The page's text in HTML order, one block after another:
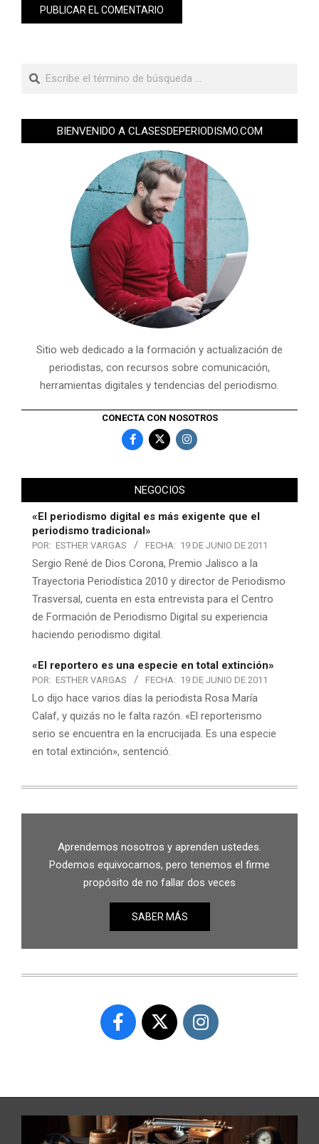
BIENVENIDO A CLASESDEPERIODISMO.COM
Sitio web dedicado a la formación y actualización de
periodistas, con recursos sobre comunicación,
herramientas digitales y tendencias del periodismo.
CONECTA CON NOSOTROS
NEGOCIOS
«El periodismo digital es más exigente que el
periodismo tradicional»
POR: ESTHER VARGAS FECHA: 19 DE JUNIO DE 2011
Sergio René de Dios Corona, Premio Jalisco a la
Trayectoria Periodística 2010 y director de Periodismo
Trasversal, cuenta en esta entrevista para el Centro
de Formación de Periodismo Digital su experiencia
haciendo periodismo digital.
«El reportero es una especie en total extinción»
POR: ESTHER VARGAS FECHA: 19 DE JUNIO DE 2011
Lo dijo hace varios días la periodista Rosa María
Calaf, y quizás no le falta razón. «El reporterismo
serio se encuentra en la encrucijada. Es una especie
en total extinción», sentenció.
Aprendemos nosotros y aprenden ustedes.
Podemos equivocarnos, pero tenemos el firme
propósito de no fallar dos veces
SABER MÁS